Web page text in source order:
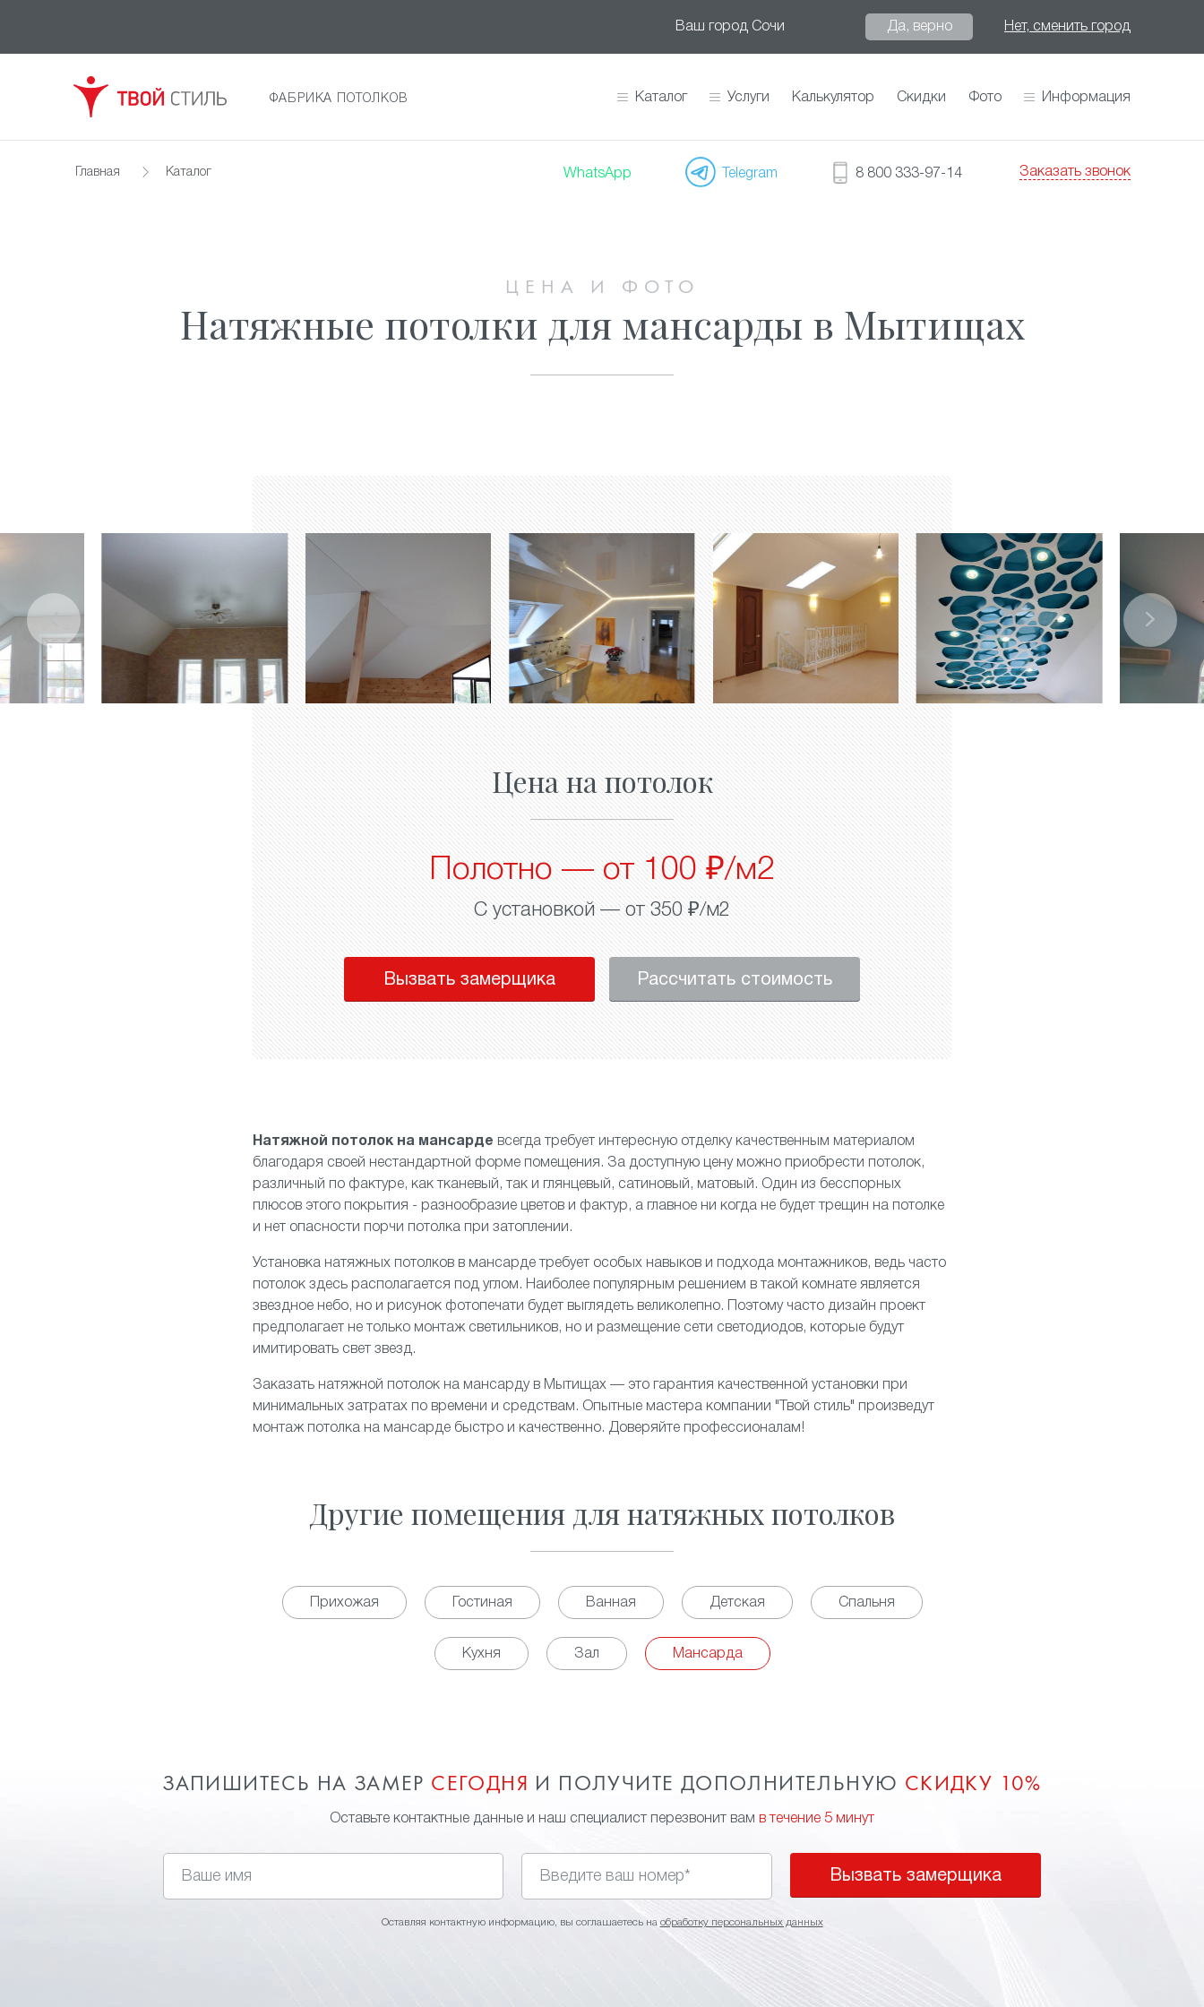
Ваш город Сочи Да, верно Нет, сменить город
ФАБРИКА ПОТОЛКОВ Каталог Услуги Калькулятор Скидки Фото Информация
Главная Каталог WhatsApp Telegram 8 800 333-97-14 Заказать звонок
ЦЕНА И ФОТО
Натяжные потолки для мансарды в Мытищах
Цена на потолок
Полотно — от 100 ₽/м2
С установкой — от 350 ₽/м2
Вызвать замерщика Рассчитать стоимость
Натяжной потолок на мансарде всегда требует интересную отделку качественным материалом
благодаря своей нестандартной форме помещения. За доступную цену можно приобрести потолок,
различный по фактуре, кактканевый , так и глянцевый , сатиновый , матовый . Один из бесспорных
плюсов этого покрытия - разнообразие цветов и фактур, а главное ни когда не будет трещин на потолке
и нет опасности порчи потолка при затоплении.
Установка натяжных потолков в мансарде требует особых навыков и подхода монтажников, ведь часто
потолок здесь располагается под углом. Наиболее популярным решением в такой комнате является
звездное небо, но и рисунок фотопечати будет выглядеть великолепно. Поэтому часто дизайн проект
предполагает не только монтажсветильников, но и размещение сети светодиодов, которые будут
имитировать свет звезд.
Заказать натяжной потолок на мансарду в Мытищах — это гарантия качественной установки при
минимальных затратах по времени и средствам. Опытные мастера компании "Твой стиль" произведут
монтаж потолка на мансарде быстро и качественно. Доверяйте профессионалам!
Другие помещения для натяжных потолков
Прихожая Гостиная Ванная Детская Спальня
Кухня Зал Мансарда
ЗАПИШИТЕСЬ НА ЗАМЕР СЕГОДНЯ И ПОЛУЧИТЕ ДОПОЛНИТЕЛЬНУЮ СКИДКУ 10%
Оставьте контактные данные и наш специалист перезвонит вам в течение 5 минут
Вызвать замерщика
Оставляя контактную информацию, вы соглашаетесь на обработку персональных данных